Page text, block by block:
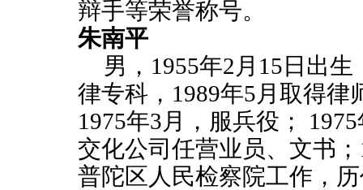
辩手等荣誉称号。
朱南平
男， 1955年2 月 15 日出
律专科， 1989年5月取得律
1975年3月，服兵役； 1975
交化公司任营业员、文书；
普陀区人民检察院工作，